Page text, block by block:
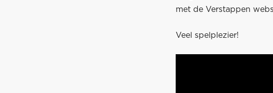
met de Verstappen
Veel spelplezier!